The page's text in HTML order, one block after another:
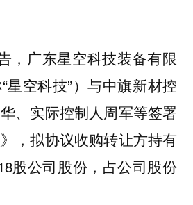
，广东星空科技装备有限
星空科技”）与中旗新材控
、实际控制人周军等签署
》，拟协议收购转让方持有
股公司股份，占公司股份